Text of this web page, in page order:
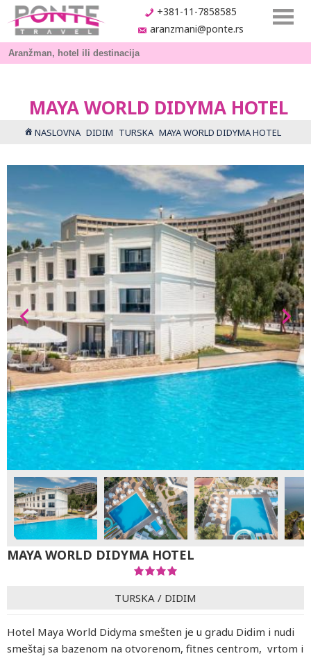
+381-11-7858585
aranzmani@ponte.rs
MAYA WORLD DIDYMA HOTEL
NASLOVNA DIDIM TURSKA MAYA WORLD DIDYMA HOTEL
MAYA WORLD DIDYMA HOTEL
TURSKA / DIDIM
Hotel Maya World Didyma smešten je u gradu Didim i nudi
smeštaj sa bazenom na otvorenom, fitnes centrom, vrtom i